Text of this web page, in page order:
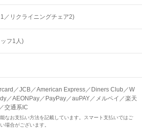
／リクライニングチェア2)
フ1人)
／JCB／American Express／Diners Club／W
／AEONPay／PayPay／auPAY／メルペイ／楽天
交通系IC
なお支払い方法を記載しています。スマート支払いではご
場合がございます。